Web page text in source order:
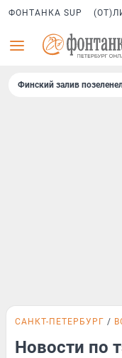
ФОНТАНКА SUP
Финский залив
САНКТ-ПЕТЕРБУРГ
Новости по